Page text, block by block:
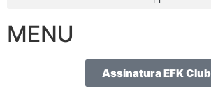
MENU
Assinatura EFK Club